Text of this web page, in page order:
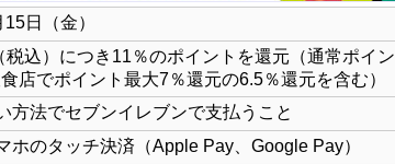
日（金）
込）につき11％のポイントを還元（通常ポイン
店でポイント最大7％還元の6.5％還元を含む）
方法でセブンイレブンで支払うこと
ホのタッチ決済（Apple Pay、Google Pay）